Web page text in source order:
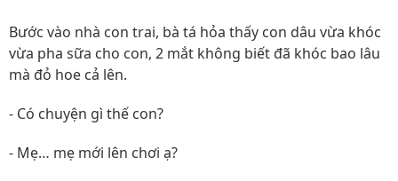
Bước vào nhà con trai, bà tá hỏa thấy con dâu vừa khóc
vừa pha sữa cho con, 2 mắt không biết đã khóc bao lâu
mà đỏ hoe cả lên.
- Có chuyện gì thế con?
- Mẹ… mẹ mới lên chơi ạ?